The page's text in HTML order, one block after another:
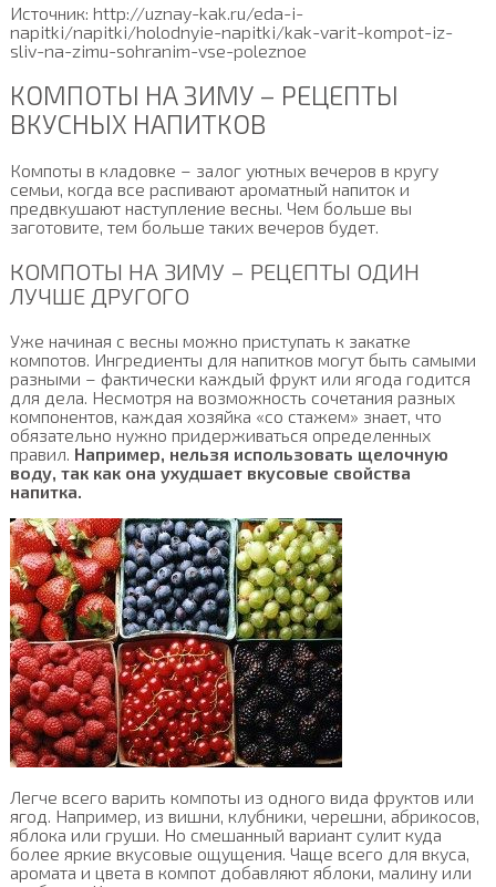
Источник: http://uznay-kak.ru/eda-i-
napitki/napitki/holodnyie-napitki/kak-varit-kompot-iz-
sliv-na-zimu-sohranim-vse-poleznoe
КОМПОТЫ НА ЗИМУ – РЕЦЕПТЫ
ВКУСНЫХ НАПИТКОВ
Компоты в кладовке – залог уютных вечеров в кругу
семьи, когда все распивают ароматный напиток и
предвкушают наступление весны. Чем больше вы
заготовите, тем больше таких вечеров будет.
КОМПОТЫ НА ЗИМУ – РЕЦЕПТЫ ОДИН
ЛУЧШЕ ДРУГОГО
Уже начиная с весны можно приступать к закатке
компотов. Ингредиенты для напитков могут быть самыми
разными – фактически каждый фрукт или ягода годится
для дела. Несмотря на возможность сочетания разных
компонентов, каждая хозяйка «со стажем» знает, что
обязательно нужно придерживаться определенных
правил. Например, нельзя использовать щелочную
воду, так как она ухудшает вкусовые свойства
напитка.
Легче всего варить компоты из одного вида фруктов или
ягод. Например, из вишни, клубники, черешни, абрикосов,
яблока или груши. Но смешанный вариант сулит куда
более яркие вкусовые ощущения. Чаще всего для вкуса,
аромата и цвета в компот добавляют яблоки, малину или